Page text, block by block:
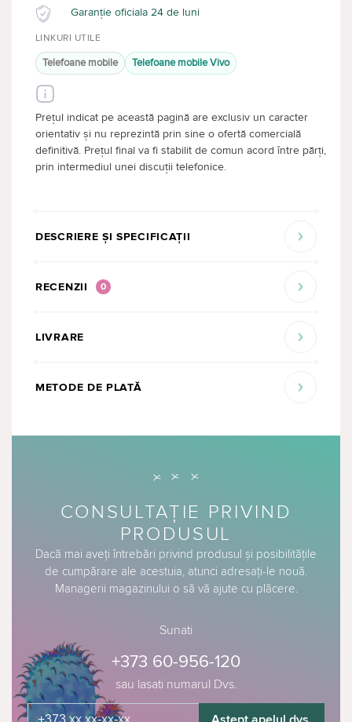
Garanție oficiala 24 de luni
LINKURI UTILE
Telefoane mobile Telefoane mobile Vivo
Prețul indicat pe această pagină are exclusiv un caracter
orientativ și nu reprezintă prin sine o ofertă comercială
definitivă. Prețul final va fi stabilit de comun acord între părți,
prin intermediul unei discuții telefonice.
DESCRIERE ȘI SPECIFICAȚII
RECENZII 0
LIVRARE
METODE DE PLATĂ
CONSULTAȚIE PRIVIND
PRODUSUL
Dacă mai aveți întrebări privind produsul și posibilitățile
de cumpărare ale acestuia, atunci adresați-le nouă.
Managerii magazinului o să vă ajute cu plăcere.
Sunati
sau lasati numarul Dvs.
+373 60-956-120